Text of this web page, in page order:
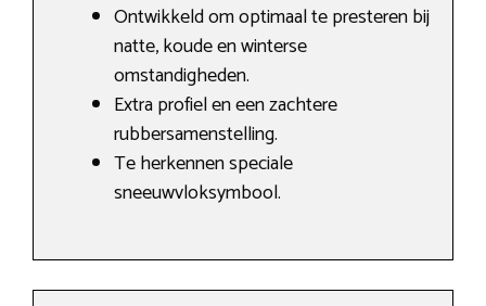
Ontwikkeld om optimaal te presteren bij
natte, koude en winterse
omstandigheden.
Extra profiel en een zachtere
rubbersamenstelling.
Te herkennen speciale
sneeuwvloksymbool.